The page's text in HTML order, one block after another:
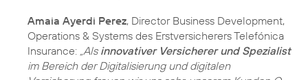
Amaia Ayerdi Perez, Director Business Development,
Operations & Systems des Erstversicherers Telefónica
Insurance: „Als innovativer Versicherer und Spezialist
im Bereich der Digitalisierung und digitalen